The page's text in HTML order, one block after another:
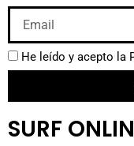
He leído y acepto la
SURF